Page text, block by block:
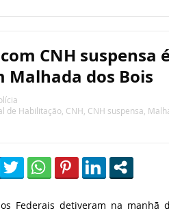
CNH suspensa
Malhada dos Bois
de Habilitação, CNH CNH suspensa
Federais detiveram na